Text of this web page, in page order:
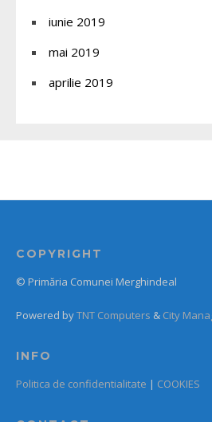
iunie 2019
mai 2019
aprilie 2019
COPYRIGHT
© Primăria Comunei Merghindeal
Powered byTNT Computers & City
INFO
Politica de confidentialitate | COOKIES